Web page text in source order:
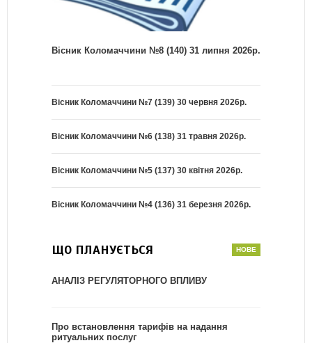
Вісник Коломаччини №8 (140) 31 липня 2026р.
Вісник Коломаччини №7 (139) 30 червня 2026р.
Вісник Коломаччини №6 (138) 31 травня 2026р.
Вісник Коломаччини №5 (137) 30 квітня 2026р.
Вісник Коломаччини №4 (136) 31 березня 2026р.
ЩО ПЛАНУЄТЬСЯ
АНАЛІЗ РЕГУЛЯТОРНОГО ВПЛИВУ
Про встановлення тарифів на надання
ритуальних послуг